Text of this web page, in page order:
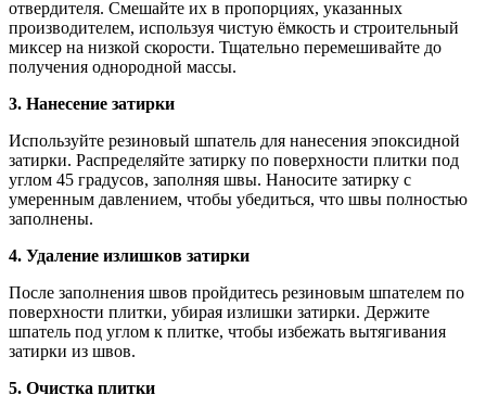
отвердителя. Смешайте их в пропорциях, указанных
производителем, используя чистую ёмкость и строительный
миксер на низкой скорости. Тщательно перемешивайте до
получения однородной массы.
3. Нанесение затирки
Используйте резиновый шпатель для нанесения эпоксидной
затирки. Распределяйте затирку по поверхности плитки под
углом 45 градусов, заполняя швы. Наносите затирку с
умеренным давлением, чтобы убедиться, что швы полностью
заполнены.
4. Удаление излишков затирки
После заполнения швов пройдитесь резиновым шпателем по
поверхности плитки, убирая излишки затирки. Держите
шпатель под углом к плитке, чтобы избежать вытягивания
затирки из швов.
5. Очистка плитки